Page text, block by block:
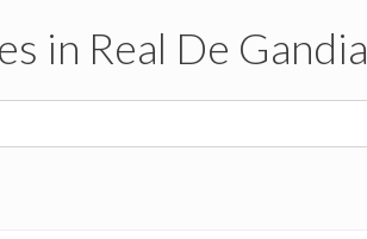
in Real De Gandia